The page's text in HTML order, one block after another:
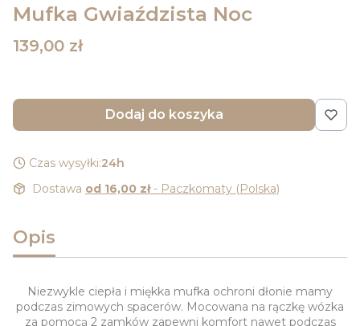
Mufka Gwiaździsta Noc
Cena
139,00 zł
Dodaj do koszyka
Czas wysyłki:24h
Dostawa od 16,00 zł - Paczkomaty (Polska)
Opis
Niezwykle ciepła i miękka mufka ochroni dłonie mamy
podczas zimowych spacerów. Mocowana na rączkę wózka
za pomocą 2 zamków zapewni komfort nawet podczas